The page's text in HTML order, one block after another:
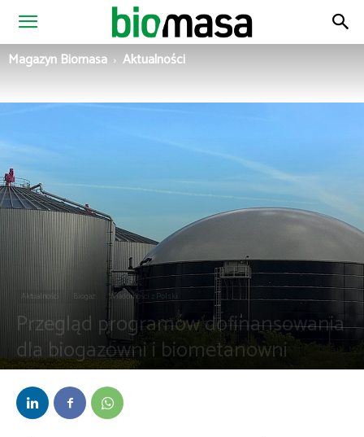
Magazyn
Magazyn Biomasa Aktualności
Aktualności Biogaz Wiadomości z Polski
Przegląd programów dofinansowania
dla biogazowni i biometanowni